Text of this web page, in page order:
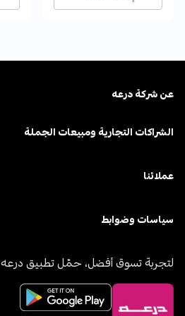
عن ﺷﺮﻛﺔ درﻋﻪ
الشراكات التجارية ومبيعات الجملة
عملائنا
سياسات وضوابط
لتجربة تسوق أفضل، حمّل تطبيق درعه